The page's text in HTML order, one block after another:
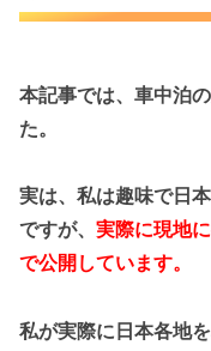
本記事では、車中泊
た。
実は、私は趣味で日
ですが、 実際に現地
で公開しています。
私が実際に日本各地